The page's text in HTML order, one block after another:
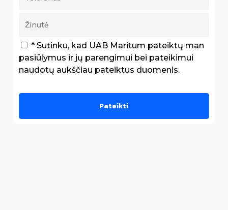
* Sutinku, kad UAB Maritum pateiktų man
pasiūlymus ir jų parengimui bei pateikimui
naudotų aukščiau pateiktus duomenis.